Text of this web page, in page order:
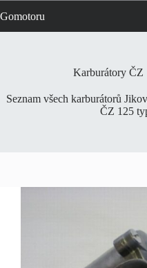
to
content
Gomotoru
Karburátory ČZ
Seznam všech karburátorů
ČZ 125